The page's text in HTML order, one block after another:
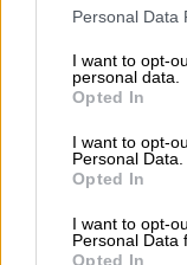
Please note that
not limited to your
grant or deny
use your data for
consent section.
Personal Data
I want to opt-
personal data.
Opted In
I want to opt-
Personal Data.
Opted In
I want to opt-
Personal Data
Opted In
διαδικτυακής
Ένας
βρετανικά
παράνομης
προστασία των
επείγουσες
Γνωρίζουμε